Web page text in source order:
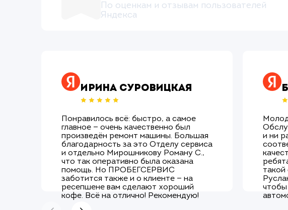
По оценкам и отзывам пользователей
Яндекса
Ирина Суровицкая
Понравилось всё: быстро, а самое
главное — очень качественно был
произведён ремонт машины. Большая
благодарность за это Отделу сервиса
и отдельно Мирошникову Роману С.,
что так оперативно была оказана
помощь. Но ПРОБЕГСЕРВИС
заботится также и о клиенте — на
ресепшене вам сделают хороший
кофе. Всё на отлично! Рекомендую!
и ни
такой
чтобы